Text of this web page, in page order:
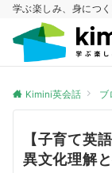
学ぶ楽しみ、身につ
Kimini英会話 ブ
【子育て英
異文化理解